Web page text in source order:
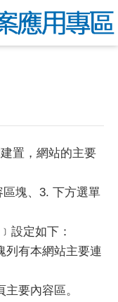
置，網站的主要
塊、3. 下方選單
設定如下：
列有本網站主要連
要內容區。